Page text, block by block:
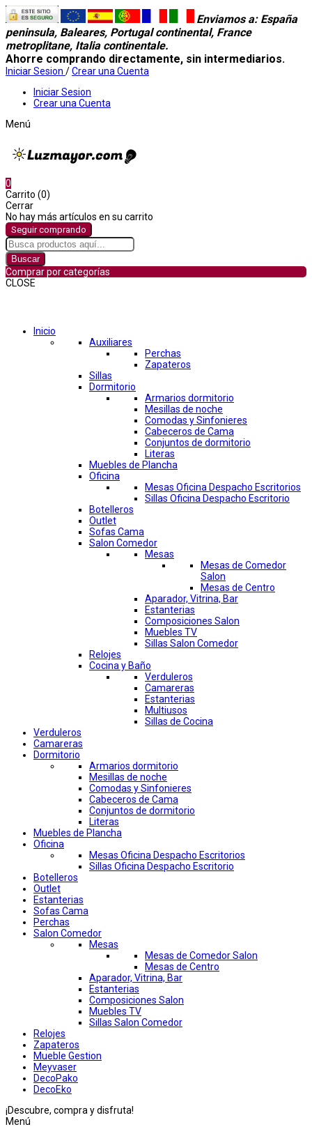
Enviamos a: España
peninsula, Baleares, Portugal continental, France
metroplitane, Italia continentale.
Ahorre comprando directamente, sin intermediarios.
Iniciar Sesion /Crear una Cuenta
Iniciar Sesion
Crear una Cuenta
Menú
0
Carrito (0)
Cerrar
No hay más artículos en su carrito
Seguir comprando
Buscar
Comprar por categorías
CLOSE
Inicio
Auxiliares
Perchas
Zapateros
Sillas
Dormitorio
Armarios dormitorio
Mesillas de noche
Comodas y Sinfonieres
Cabeceros de Cama
Conjuntos de dormitorio
Literas
Muebles de Plancha
Oficina
Mesas Oficina Despacho Escritorios
Sillas Oficina Despacho Escritorio
Botelleros
Outlet
Sofas Cama
Salon Comedor
Mesas
Mesas de Comedor
Salon
Mesas de Centro
Aparador, Vitrina, Bar
Estanterias
Composiciones Salon
Muebles TV
Sillas Salon Comedor
Relojes
Cocina y Baño
Verduleros
Camareras
Estanterias
Multiusos
Sillas de Cocina
Verduleros
Camareras
Dormitorio
Armarios dormitorio
Mesillas de noche
Comodas y Sinfonieres
Cabeceros de Cama
Conjuntos de dormitorio
Literas
Muebles de Plancha
Oficina
Mesas Oficina Despacho Escritorios
Sillas Oficina Despacho Escritorio
Botelleros
Outlet
Estanterias
Sofas Cama
Perchas
Salon Comedor
Mesas
Mesas de Comedor Salon
Mesas de Centro
Aparador, Vitrina, Bar
Estanterias
Composiciones Salon
Muebles TV
Sillas Salon Comedor
Relojes
Zapateros
Mueble Gestion
Meyvaser
DecoPako
DecoEko
¡Descubre, compra y disfruta!
Menú